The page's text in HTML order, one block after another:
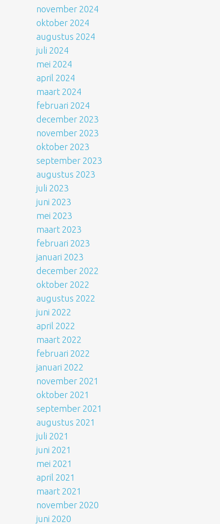
november 2024
oktober 2024
augustus 2024
juli 2024
mei 2024
april 2024
maart 2024
februari 2024
december 2023
november 2023
oktober 2023
september 2023
augustus 2023
juli 2023
juni 2023
mei 2023
maart 2023
februari 2023
januari 2023
december 2022
oktober 2022
augustus 2022
juni 2022
april 2022
maart 2022
februari 2022
januari 2022
november 2021
oktober 2021
september 2021
augustus 2021
juli 2021
juni 2021
mei 2021
april 2021
maart 2021
november 2020
juni 2020